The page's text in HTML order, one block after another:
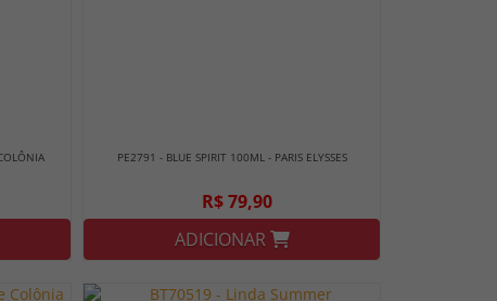
PE2791 - BLUE SPIRIT 100ML - PARIS ELYSSES
R$ 79,90
ADICIONAR